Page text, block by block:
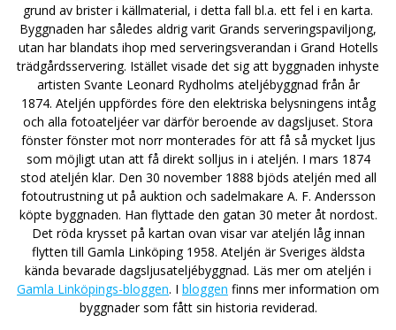
grund av brister i källmaterial, i detta fall bl.a. ett fel i en karta.
Byggnaden har således aldrig varit Grands serveringspaviljong,
utan har blandats ihop med serveringsverandan i Grand Hotells
trädgårdsservering. Istället visade det sig att byggnaden inhyste
artisten Svante Leonard Rydholms ateljébyggnad från år
1874. Ateljén uppfördes före den elektriska belysningens intåg
och alla fotoateljéer var därför beroende av dagsljuset. Stora
fönster fönster mot norr monterades för att få så mycket ljus
som möjligt utan att få direkt solljus in i ateljén. I mars 1874
stod ateljén klar. Den 30 november 1888 bjöds ateljén med all
fotoutrustning ut på auktion och sadelmakare A. F. Andersson
köpte byggnaden. Han flyttade den gatan 30 meter åt nordost.
Det röda krysset på kartan ovan visar var ateljén låg innan
flytten till Gamla Linköping 1958. Ateljén är Sveriges äldsta
kända bevarade dagsljusateljébyggnad. Läs mer om ateljén i
Gamla Linköpings-bloggen. I bloggen finns mer information om
byggnader som fått sin historia reviderad.